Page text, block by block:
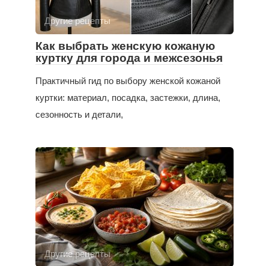
Другие рецепты
Как выбрать женскую кожаную
куртку для города и межсезонья
Практичный гид по выбору женской кожаной
куртки: материал, посадка, застежки, длина,
сезонность и детали,
Другие рецепты